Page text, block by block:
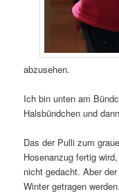
abzusehen.
Ich bin unten am
Halsbündchen und
Das der Pulli zum
Hosenanzug fertig
nicht gedacht. Aber
Winter getragen